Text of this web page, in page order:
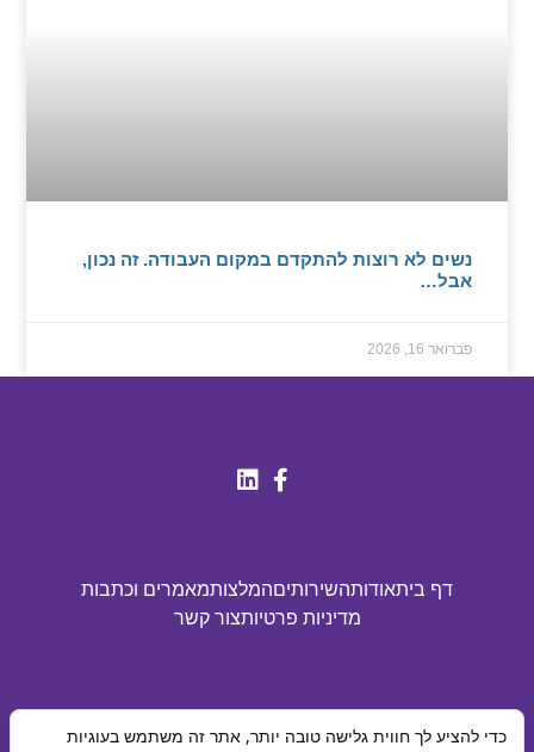
נשים לא רוצות להתקדם במקום העבודה. זה נכון,
אבל…
פברואר 16, 2026
דף ביתאודותהשירותיםהמלצותמאמרים וכתבות
מדיניות פרטיותצור קשר
כדי להציע לך חווית גלישה טובה יותר, אתר זה משתמש בעוגיות